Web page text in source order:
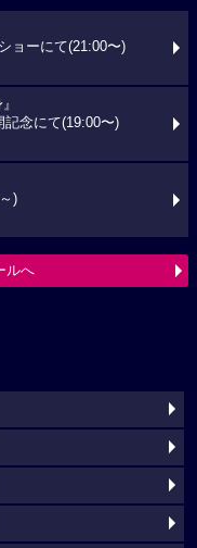
ョーにて(21:00〜)
念にて(19:00〜)
)
ルへ